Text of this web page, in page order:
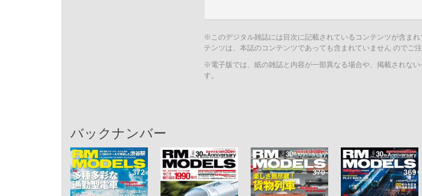
※このデジタル雑誌には目次に記載されているコンテンツが含ま
テンツは、本誌のコンテンツであっても含まれていません のでご注
※電子版では、紙の雑誌と内容が一部異なる場合や、掲載されない
す。
バックナンバー